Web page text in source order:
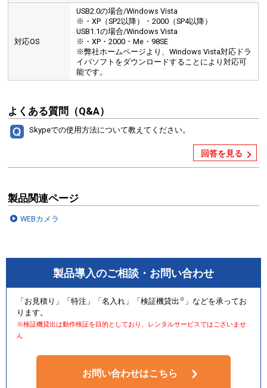
対応OS
USB2.0の場合/Windows Vista
※・XP（SP2以降）・2000（SP4以降）
USB1.1の場合/Windows Vista
※・XP・2000・Me・98SE
※弊社ホームページより、Windows Vista対応ドラ
イバソフトをダウンロードすることにより対応可
能です。
よくある質問（Q&A）
Skypeでの使用方法について教えてください。
回答を見る
製品関連ページ
WEBカメラ
製品導入のご相談・お問い合わせ
「お見積り」「特注」「名入れ」「検証機貸出 ※ 」などを承ってお
ります。
※検証機貸出は動作検証を目的としており、レンタルサービスではございませ
ん
お問い合わせはこちら